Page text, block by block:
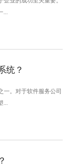
统？
一。对于软件服务公司